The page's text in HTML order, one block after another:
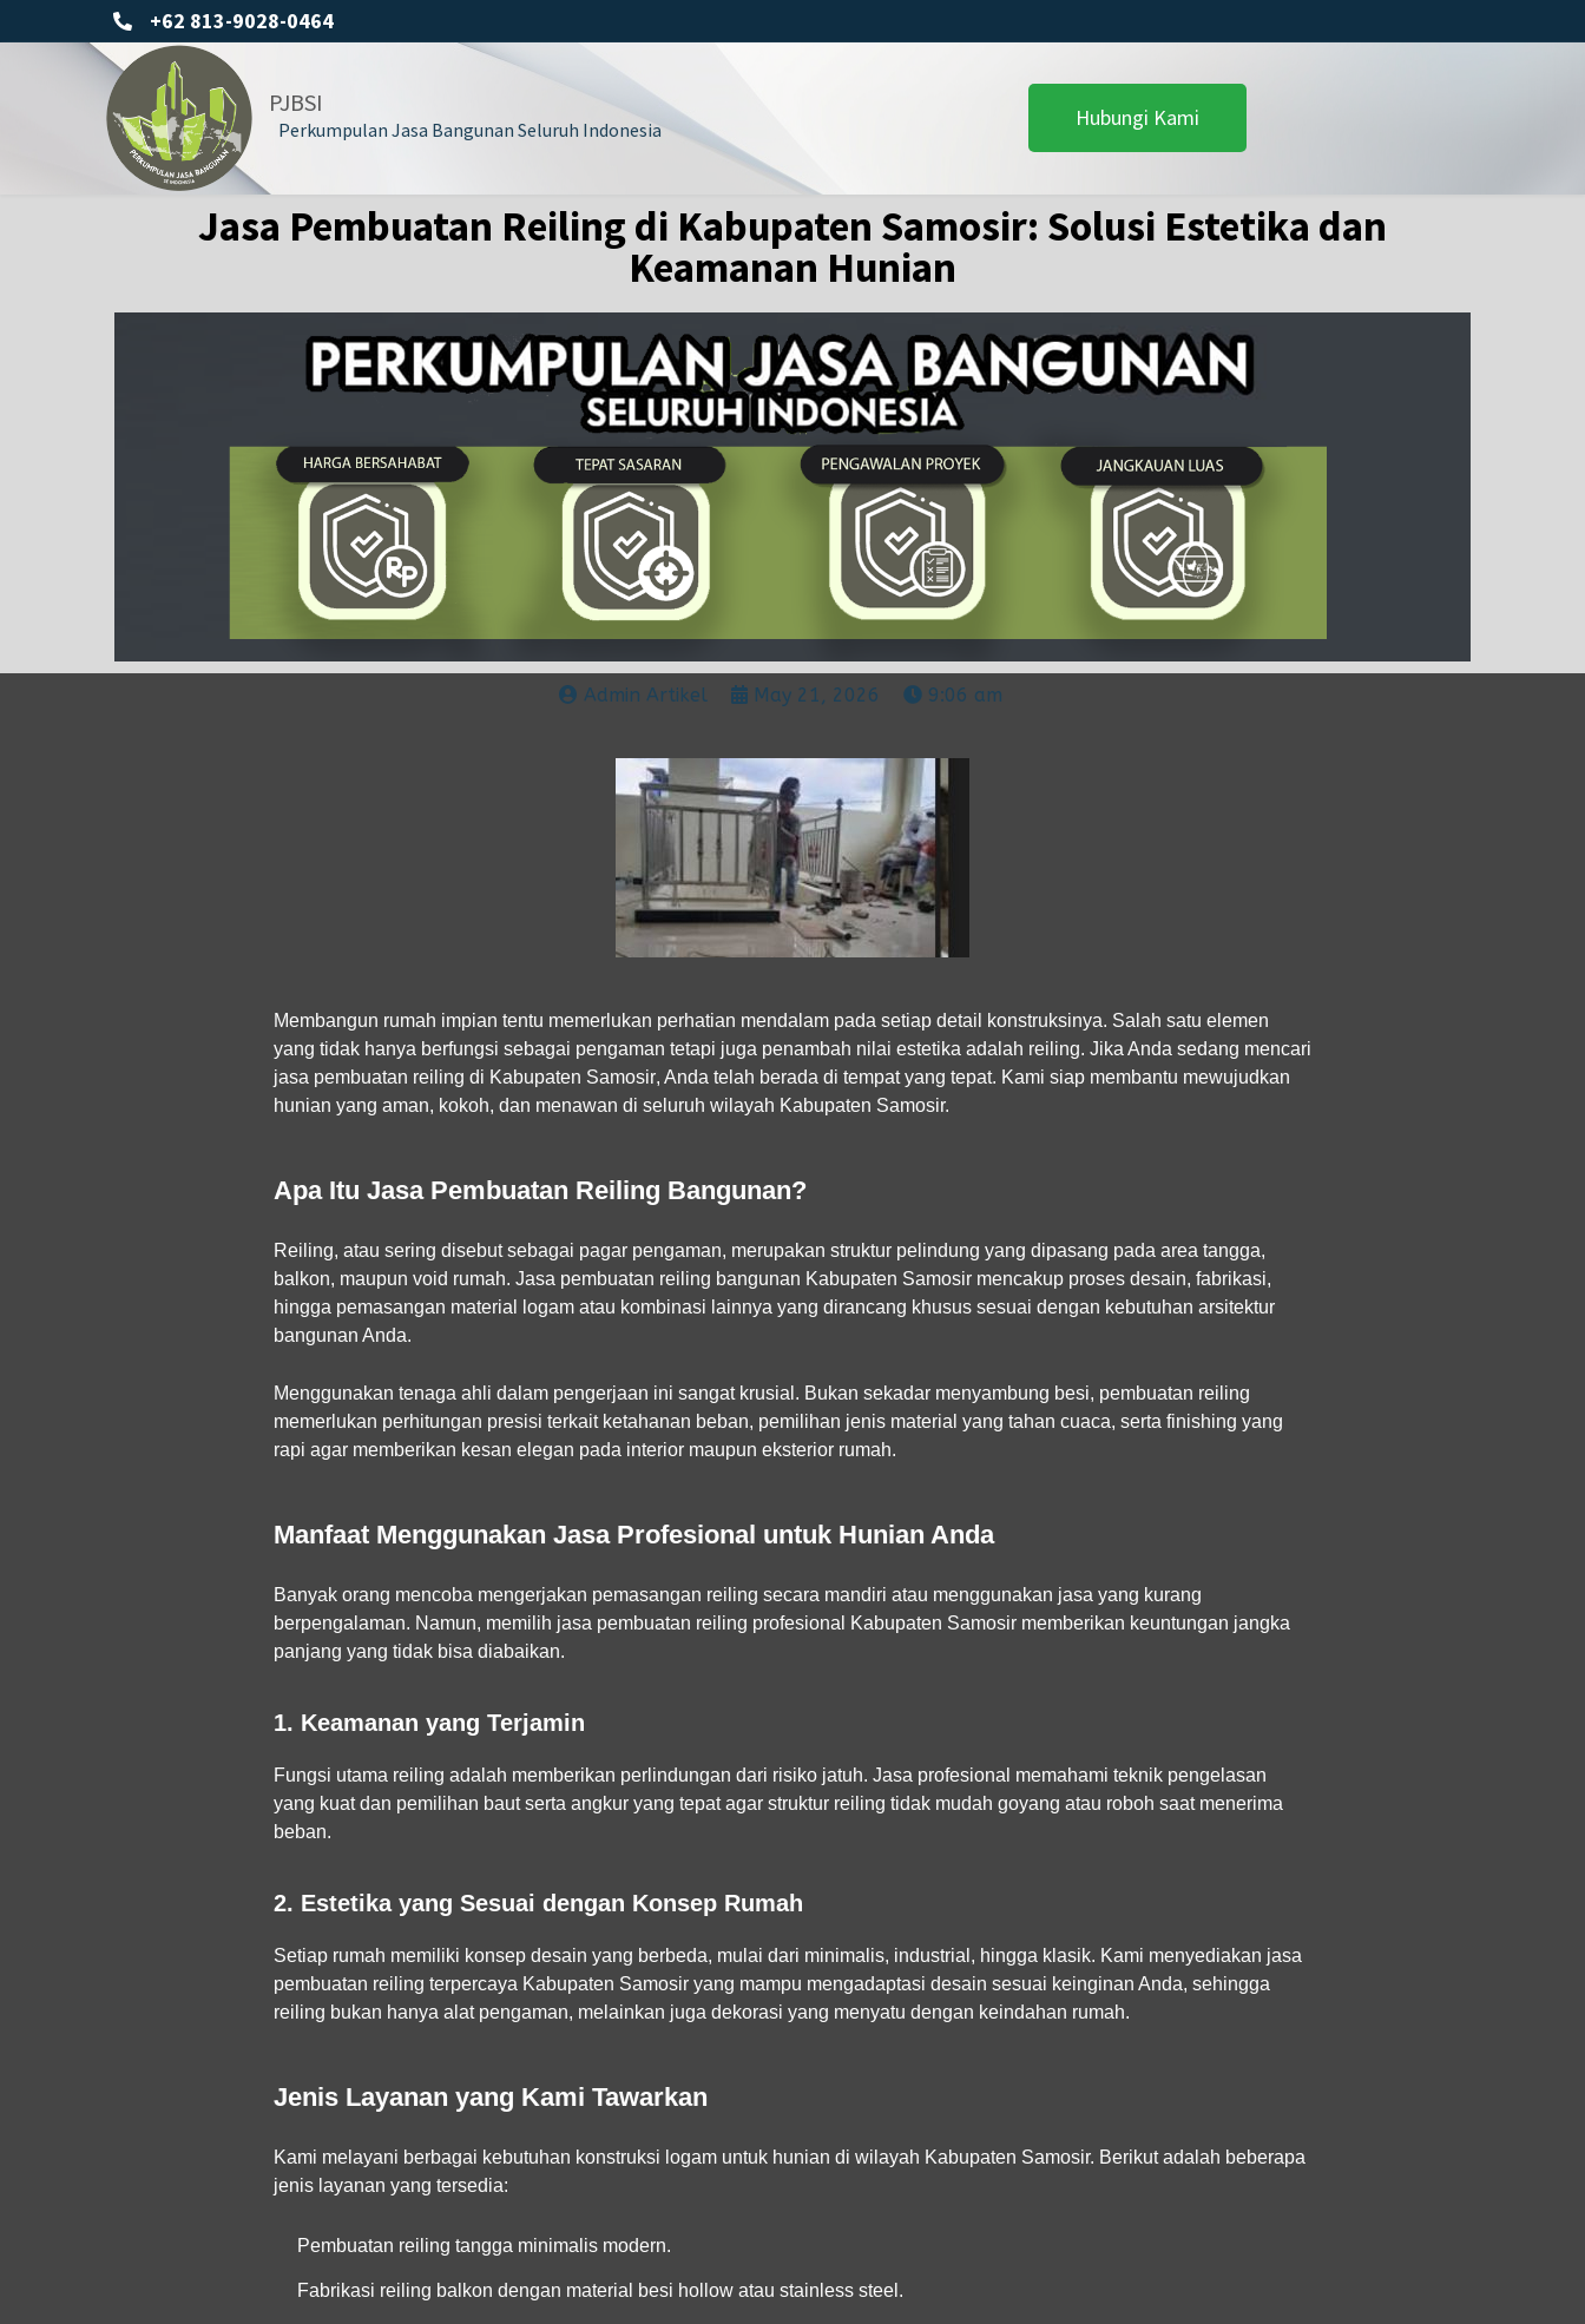
+62 813-9028-0464
PJBSI
Perkumpulan Jasa Bangunan Seluruh Indonesia Hubungi Kami
Jasa Pembuatan Reiling di Kabupaten Samosir: Solusi Estetika dan
Keamanan Hunian
Admin Artikel May 21, 2026 9:06 am
Membangun rumah impian tentu memerlukan perhatian mendalam pada setiap detail konstruksinya. Salah satu elemen
yang tidak hanya berfungsi sebagai pengaman tetapi juga penambah nilai estetika adalah reiling. Jika Anda sedang mencari
jasa pembuatan reiling di Kabupaten Samosir, Anda telah berada di tempat yang tepat. Kami siap membantu mewujudkan
hunian yang aman, kokoh, dan menawan di seluruh wilayah Kabupaten Samosir.
Apa Itu Jasa Pembuatan Reiling Bangunan?
Reiling, atau sering disebut sebagai pagar pengaman, merupakan struktur pelindung yang dipasang pada area tangga,
balkon, maupun void rumah. Jasa pembuatan reiling bangunan Kabupaten Samosirmencakup proses desain, fabrikasi,
hingga pemasangan material logam atau kombinasi lainnya yang dirancang khusus sesuai dengan kebutuhan arsitektur
bangunan Anda.
Menggunakan tenaga ahli dalam pengerjaan ini sangat krusial. Bukan sekadar menyambung besi, pembuatan reiling
memerlukan perhitungan presisi terkait ketahanan beban, pemilihan jenis material yang tahan cuaca, serta finishing yang
rapi agar memberikan kesan elegan pada interior maupun eksterior rumah.
Manfaat Menggunakan Jasa Profesional untuk Hunian Anda
Banyak orang mencoba mengerjakan pemasangan reiling secara mandiri atau menggunakan jasa yang kurang
berpengalaman. Namun, memilih jasa pembuatan reiling profesional Kabupaten Samosirmemberikan keuntungan jangka
panjang yang tidak bisa diabaikan.
1. Keamanan yang Terjamin
Fungsi utama reiling adalah memberikan perlindungan dari risiko jatuh. Jasa profesional memahami teknik pengelasan
yang kuat dan pemilihan baut serta angkur yang tepat agar struktur reiling tidak mudah goyang atau roboh saat menerima
beban.
2. Estetika yang Sesuai dengan Konsep Rumah
Setiap rumah memiliki konsep desain yang berbeda, mulai dari minimalis, industrial, hingga klasik. Kami menyediakan jasa
pembuatan reiling terpercaya Kabupaten Samosiryang mampu mengadaptasi desain sesuai keinginan Anda, sehingga
reiling bukan hanya alat pengaman, melainkan juga dekorasi yang menyatu dengan keindahan rumah.
Jenis Layanan yang Kami Tawarkan
Kami melayani berbagai kebutuhan konstruksi logam untuk hunian di wilayah Kabupaten Samosir. Berikut adalah beberapa
jenis layanan yang tersedia:
Pembuatan reiling tangga minimalis modern.
Fabrikasi reiling balkon dengan material besi hollow atau stainless steel.